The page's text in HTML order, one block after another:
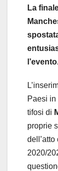
La
Paesi
tifosi di
proprie
2020/